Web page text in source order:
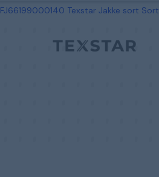
FJ66199000140 Texstar Jakke sort Sort